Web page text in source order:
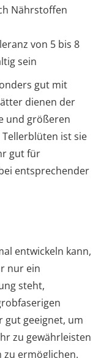
Nährstoffen
von 5 bis 8
sein
gut mit
dienen der
und größeren
ist sie
gut für
entsprechender
entwickeln kann,
nur ein
steht,
gut geeignet, um
zu gewährleisten
zu ermöglichen.